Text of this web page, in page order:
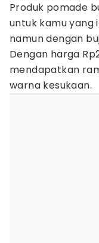
Produk pomade
untuk kamu yang
namun dengan
Dengan harga
mendapatkan
warna kesukaan.